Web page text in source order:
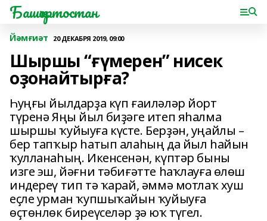
Башҡортостан
Йәмғиәт 20 ДЕКАБРЯ 2019, 09:00
Шыршы “ғүмерен” нисек
оҙонайтырға?
Һуңғы йылдарҙа күп ғаиләләр йорт
түренә Яңы йыл биҙәге итеп яһалма
шыршы ҡуйыуға күсте. Берҙән, уңайлы –
бер тапҡыр һатып алаһың да йыл һайын
ҡулланаһың. Икенсенән, күптәр быны
изге эш, йәғни тәбиғәтте һаҡлауға өлөш
индереү тип тә ҡарай, әммә мотлаҡ хуш
еҫле урман ҡупшыҡайын ҡуйыуға
өҫтөнлөк биреүселәр ҙә юҡ түгел.